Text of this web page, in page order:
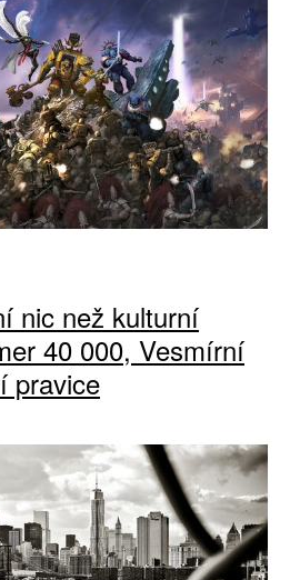
nic než kulturní
40 000, Vesmírní
pravice